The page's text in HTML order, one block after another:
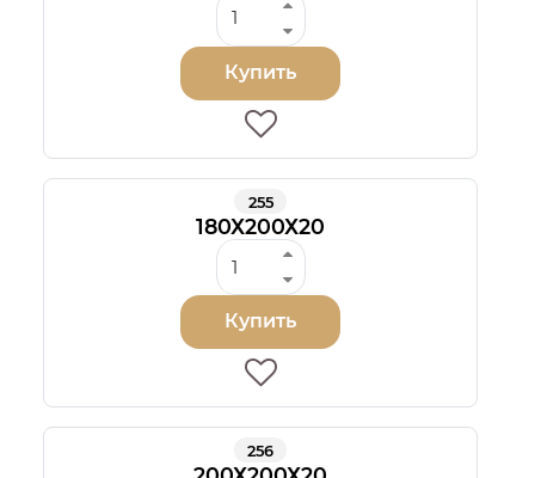
Купить
255
180Х200Х20
Купить
256